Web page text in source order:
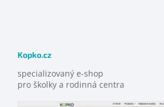
Kopko.cz
specializovaný e-shop
pro školky a rodinná centra